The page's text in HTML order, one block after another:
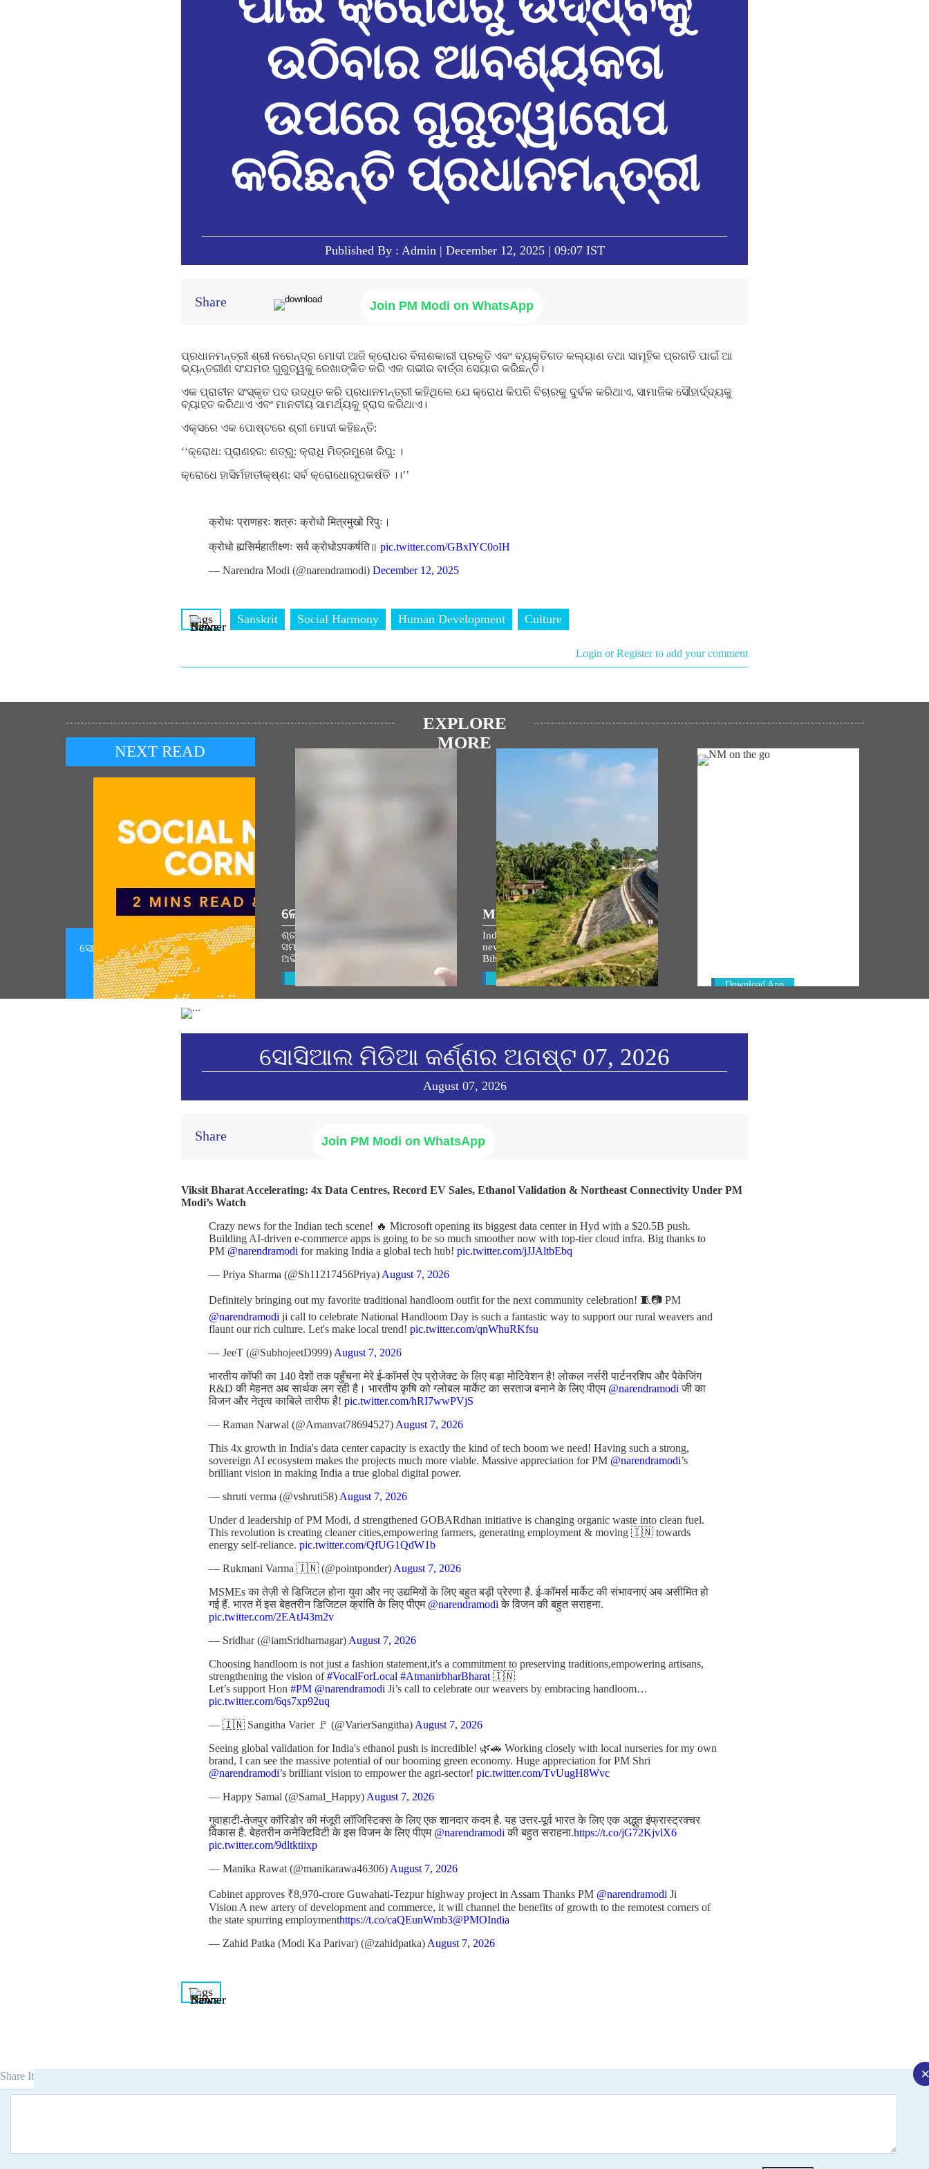
ଉଠିବାର ଆବଶ୍ୟକତା
ଉପରେ ଗୁରୁତ୍ୱାରୋପ
କରିଛନ୍ତି ପ୍ରଧାନମନ୍ତ୍ରୀ
Published By : Admin | December 12, 2025 | 09:07 IST
Share Join PM Modi on WhatsApp
ପ୍ରଧାନମନ୍ତ୍ରୀ ଶ୍ରୀ ନରେନ୍ଦ୍ର ମୋଦୀ ଆଜି କ୍ରୋଧର ବିନାଶକାରୀ ପ୍ରକୃତି ଏବଂ ବ୍ୟକ୍ତିଗତ କଲ୍ୟାଣ ତଥା ସାମୂହିକ ପ୍ରଗତି ପାଇଁ ଆ
ଭ୍ୟନ୍ତରୀଣ ସଂଯମର ଗୁରୁତ୍ୱକୁ ରେଖାଙ୍କିତ କରି ଏକ ଗଭୀର ବାର୍ତ୍ତା ସେୟାର କରିଛନ୍ତି।
ଏକ ପ୍ରାଚୀନ ସଂସ୍କୃତ ପଦ ଉଦ୍ଧୃତ କରି ପ୍ରଧାନମନ୍ତ୍ରୀ କହିଥିଲେ ଯେ କ୍ରୋଧ କିପରି ବିଚାରକୁ ଦୁର୍ବଳ କରିଥାଏ, ସାମାଜିକ ସୌହାର୍ଦ୍ଦ୍ୟକୁ
ବ୍ୟାହତ କରିଥାଏ ଏବଂ ମାନବୀୟ ସାମର୍ଥ୍ୟକୁ ହ୍ରାସ କରିଥାଏ।
ଏକ୍ସରେ ଏକ ପୋଷ୍ଟରେ ଶ୍ରୀ ମୋଦୀ କହିଛନ୍ତି:
‘‘କ୍ରୋଧ: ପ୍ରାଣହର: ଶତ୍ରୁ: କ୍ରାଧି ମିତ୍ରମୁଖେ ରିପୁ: ।
କ୍ରୋଧେ ହାସିର୍ମହାତୀକ୍ଷ୍ଣ: ସର୍ବ କ୍ରୋଧୋରୂପକର୍ଷତି ।।’’
क्रोधः प्राणहरः शत्रुः क्रोधो मित्रमुखो रिपुः।
क्रोधो ह्यसिर्महातीक्ष्णः सर्व क्रोधोऽपकर्षति॥ pic.twitter.com/GBxlYC0oIH
— Narendra Modi (@narendramodi) December 12, 2025
Tags Sanskrit Social Harmony Human Development Culture
Login or Register to add your comment
EXPLORE
MORE
NEXT READ
ସୋସିଆଲ ମିଡିଆ କର୍ଣ୍ଣର ଅଗଷ୍ଟ 07,
2026 (August 07, 2026)
ଲୋକପ୍ରିୟ ଅଭିଭାଷଣ
ଶ୍ରୀରାମ ଜନ୍ମଭୂମି ମନ୍ଦିର ଧ୍ଵଜାରୋହଣ
ସମାରୋହରେ ପ୍ରଧାନମନ୍ତ୍ରୀଙ୍କ
ଅଭିଭାଷଣ
MEDIA COVERAGE
Indian Railways takes up 764 km of
new lines to boost connectivity in
Bihar’s Seemanchal region
View All
Download App
ସୋସିଆଲ ମିଡିଆ କର୍ଣ୍ଣର ଅଗଷ୍ଟ 07, 2026
August 07, 2026
Share Join PM Modi on WhatsApp
Viksit Bharat Accelerating: 4x Data Centres, Record EV Sales, Ethanol Validation & Northeast Connectivity Under PM
Modi’s Watch
Crazy news for the Indian tech scene! 🔥 Microsoft opening its biggest data center in Hyd with a $20.5B push.
Building AI-driven e-commerce apps is going to be so much smoother now with top-tier cloud infra. Big thanks to
PM @narendramodi for making India a global tech hub! pic.twitter.com/jJJAltbEbq
— Priya Sharma (@Sh11217456Priya) August 7, 2026
Definitely bringing out my favorite traditional handloom outfit for the next community celebration! 🧵📷 PM
@narendramodi ji call to celebrate National Handloom Day is such a fantastic way to support our rural weavers and
flaunt our rich culture. Let's make local trend! pic.twitter.com/qnWhuRKfsu
— JeeT (@SubhojeetD999) August 7, 2026
भारतीय कॉफी का 140 देशों तक पहुँचना मेरे ई-कॉमर्स ऐप प्रोजेक्ट के लिए बड़ा मोटिवेशन है! लोकल नर्सरी पार्टनरशिप और पैकेजिंग
R&D की मेहनत अब सार्थक लग रही है। भारतीय कृषि को ग्लोबल मार्केट का सरताज बनाने के लिए पीएम @narendramodi जी का
विजन और नेतृत्व काबिले तारीफ है! pic.twitter.com/hRI7wwPVjS
— Raman Narwal (@Amanvat78694527) August 7, 2026
This 4x growth in India's data center capacity is exactly the kind of tech boom we need! Having such a strong,
sovereign AI ecosystem makes the projects much more viable. Massive appreciation for PM @narendramodi’s
brilliant vision in making India a true global digital power.
— shruti verma (@vshruti58) August 7, 2026
Under d leadership of PM Modi, d strengthened GOBARdhan initiative is changing organic waste into clean fuel.
This revolution is creating cleaner cities,empowering farmers, generating employment & moving 🇮🇳 towards
energy self-reliance. pic.twitter.com/QfUG1QdW1b
— Rukmani Varma 🇮🇳 (@pointponder) August 7, 2026
MSMEs का तेज़ी से डिजिटल होना युवा और नए उद्यमियों के लिए बहुत बड़ी प्रेरणा है. ई-कॉमर्स मार्केट की संभावनाएं अब असीमित हो
गई हैं. भारत में इस बेहतरीन डिजिटल क्रांति के लिए पीएम @narendramodi के विजन की बहुत सराहना.
pic.twitter.com/2EAtJ43m2v
— Sridhar (@iamSridharnagar) August 7, 2026
Choosing handloom is not just a fashion statement,it's a commitment to preserving traditions,empowering artisans,
strengthening the vision of#VocalForLocal #AtmanirbharBharat 🇮🇳
Let’s support Hon #PM @narendramodi Ji’s call to celebrate our weavers by embracing handloom…
pic.twitter.com/6qs7xp92uq
— 🇮🇳 Sangitha Varier 🚩 (@VarierSangitha) August 7, 2026
Seeing global validation for India's ethanol push is incredible! 🌿🚗 Working closely with local nurseries for my own
brand, I can see the massive potential of our booming green economy. Huge appreciation for PM Shri
@narendramodi’s brilliant vision to empower the agri-sector! pic.twitter.com/TvUugH8Wvc
— Happy Samal (@Samal_Happy) August 7, 2026
गुवाहाटी-तेजपुर कॉरिडोर की मंजूरी लॉजिस्टिक्स के लिए एक शानदार कदम है. यह उत्तर-पूर्व भारत के लिए एक अद्भुत इंफ्रास्ट्रक्चर
विकास है. बेहतरीन कनेक्टिविटी के इस विजन के लिए पीएम @narendramodi की बहुत सराहना.https://t.co/jG72KjvlX6
pic.twitter.com/9dltktiixp
— Manika Rawat (@manikarawa46306) August 7, 2026
Cabinet approves ₹8,970-crore Guwahati-Tezpur highway project in Assam Thanks PM @narendramodi Ji
Vision A new artery of development and commerce, it will channel the benefits of growth to the remotest corners of
the state spurring employmenthttps://t.co/caQEunWmb3@PMOIndia
— Zahid Patka (Modi Ka Parivar) (@zahidpatka) August 7, 2026
Tags
×
Share It